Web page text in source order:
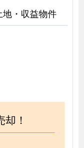
・収益物件
！